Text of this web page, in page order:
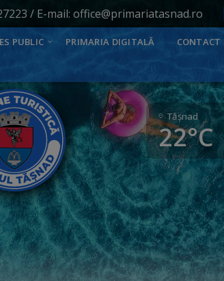
/ E-mail: office@primariatasnad.ro
PUBLIC PRIMARIA DIGITALĂ CONTACT
Tăşnad
22°C